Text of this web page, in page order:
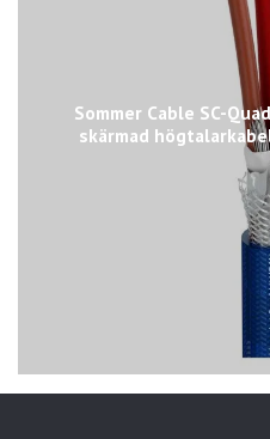
Sommer Cable SC-
skärmad